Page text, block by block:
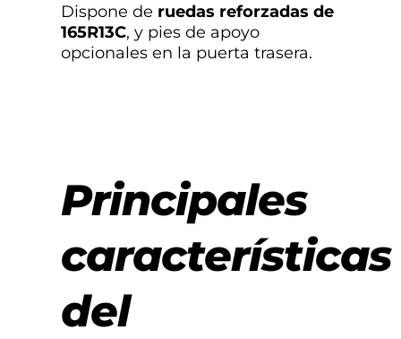
Dispone de ruedas reforzadas de
165R13C, y pies de apoyo
opcionales en la puerta trasera.
Principales
características
del